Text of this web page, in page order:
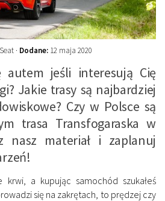
Seat · Dodane: 12 maja 2020
autem jeśli interesują Cię
Jakie trasy są najbardziej
Czy w Polsce są
trasa Transfogaraska w
nasz materiał i zaplanuj
a kupując samochód szukałeś
się na zakrętach, to prędzej czy